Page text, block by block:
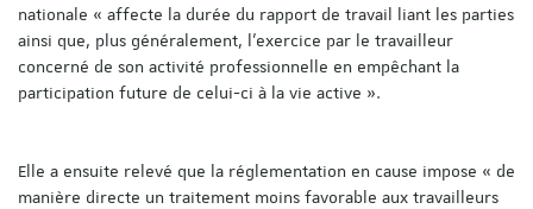
nationale « affecte la durée du rapport de travail liant les parties
ainsi que, plus généralement, l’exercice par le travailleur
concerné de son activité professionnelle en empêchant la
participation future de celui-ci à la vie active ».
Elle a ensuite relevé que la réglementation en cause impose « de
manière directe un traitement moins favorable aux travailleurs